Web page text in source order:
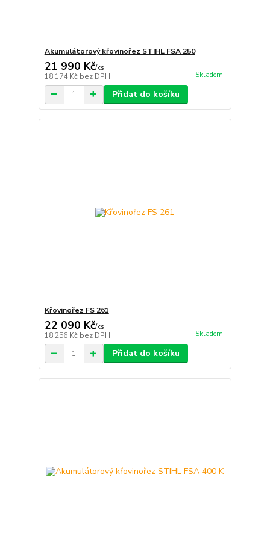
Akumulátorový křovinořez STIHL FSA 250
21 990 Kč/ks
18 174 Kč bez DPH Skladem
Přidat do košíku
Křovinořez FS 261
22 090 Kč/ks
18 256 Kč bez DPH Skladem
Přidat do košíku